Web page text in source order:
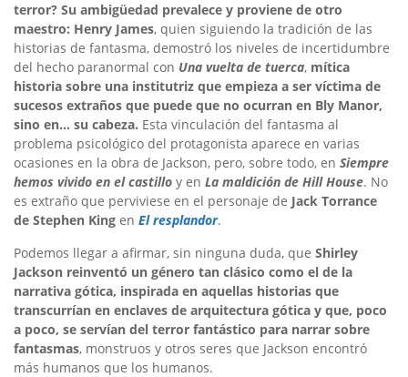
terror? Su ambigüedad prevalece y proviene de otro
maestro: Henry James, quien siguiendo la tradición de las
historias de fantasma, demostró los niveles de incertidumbre
del hecho paranormal con Una vuelta de tuerca, mítica
historia sobre una institutriz que empieza a ser víctima de
sucesos extraños que puede que no ocurran en Bly Manor,
sino en… su cabeza. Esta vinculación del fantasma al
problema psicológico del protagonista aparece en varias
ocasiones en la obra de Jackson, pero, sobre todo, en Siempre
hemos vivido en el castillo y en La maldición de Hill House. No
es extraño que perviviese en el personaje de Jack Torrance
de Stephen King en El resplandor.
Podemos llegar a afirmar, sin ninguna duda, que Shirley
Jackson reinventó un género tan clásico como el de la
narrativa gótica, inspirada en aquellas historias que
transcurrían en enclaves de arquitectura gótica y que, poco
a poco, se servían del terror fantástico para narrar sobre
fantasmas, monstruos y otros seres que Jackson encontró
más humanos que los humanos.